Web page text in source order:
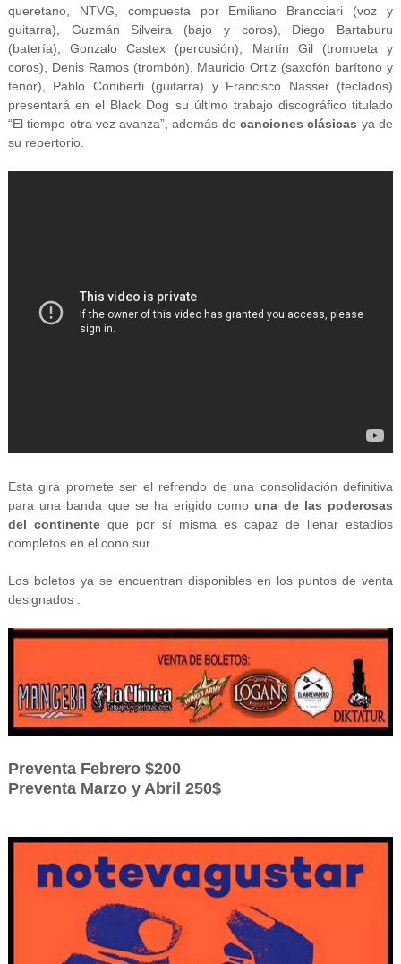
queretano, NTVG, compuesta por Emiliano Brancciari (voz y
guitarra), Guzmán Silveira (bajo y coros), Diego Bartaburu
(batería), Gonzalo Castex (percusión), Martín Gil (trompeta y
coros), Denis Ramos (trombón), Mauricio Ortiz (saxofón barítono y
tenor), Pablo Coniberti (guitarra) y Francisco Nasser (teclados)
presentará en el Black Dog su último trabajo discográfico titulado
“El tiempo otra vez avanza”, además decanciones clásicas ya de
su repertorio.
Esta gira promete ser el refrendo de una consolidación definitiva
para una banda que se ha erigido como una de las poderosas
del continenteque por sí misma es capaz de llenar estadios
completos en el cono sur.
Los boletos ya se encuentran disponibles en los puntos de venta
designados .
Preventa Febrero $200
Preventa Marzo y Abril 250$